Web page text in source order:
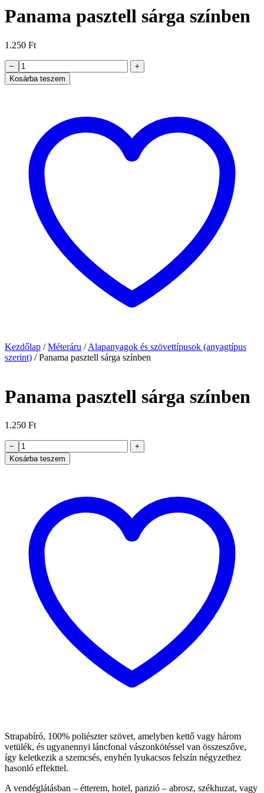
Panama pasztell sárga színben
1.250 Ft
Panama
pasztell
sárga
−
+
Kosárba teszem
Kezdőlap /Méteráru /Alapanyagok és szövettípusok (anyagtípus
szerint) /Panama pasztell sárga színben
Panama pasztell sárga színben
1.250 Ft
Panama
pasztell
sárga
−
+
Kosárba teszem
Strapabíró, 100% poliészter szövet, amelyben kettő vagy három
vetülék, és ugyanennyi láncfonal vászonkötéssel van összeszőve,
így keletkezik a szemcsés, enyhén lyukacsos felszín négyzethez
hasonló effekttel.
A vendéglátásban – étterem, hotel, panzió – abrosz, székhuzat, vagy